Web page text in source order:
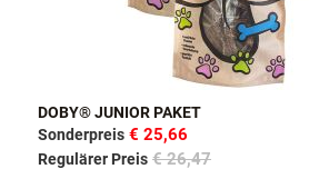
DOBY® JUNIOR PAKET
Sonderpreis € 25,66
Regulärer Preis € 26,47